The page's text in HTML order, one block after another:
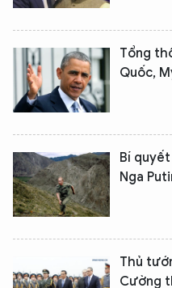
Tổng
Quốc,
Bí
Nga
Thủ
Cường